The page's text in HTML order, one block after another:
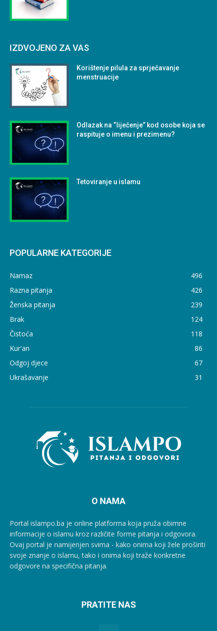
IZDVOJENO ZA VAS
Korištenje pilula za sprječavanje
menstruacije
Odlazak na “liječenje” kod osobe koja se
raspituje o imenu i prezimenu?
Tetoviranje u islamu
POPULARNE KATEGORIJE
Namaz
496
Razna pitanja
426
Ženska pitanja
239
Brak
124
Čistoća
118
Kur'an
86
Odgoj djece
67
Ukrašavanje
31
O NAMA
Portal islampo.ba je online platforma koja pruža obimne
informacije o islamu kroz različite forme pitanja i odgovora.
Ovaj portal je namijenjen svima - kako onima koji žele proširiti
svoje znanje o islamu, tako i onima koji traže konkretne
odgovore na specifična pitanja.
PRATITE NAS